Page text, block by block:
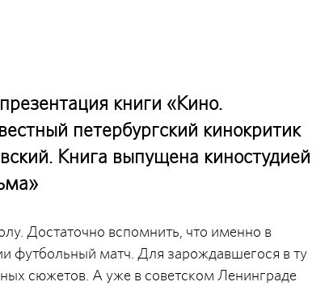
книги «Кино.
петербургский кинокритик
Книга выпущена киностудией
Достаточно вспомнить, что именно в
футбольный матч. Для зарождавшегося в ту
сюжетов. А уже в советском Ленинграде